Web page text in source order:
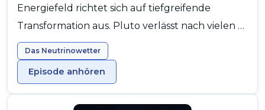
Energiefeld richtet sich auf tiefgreifende
Transformation aus. Pluto verlässt nach vielen …
Das Neutrinowetter
Episode anhören